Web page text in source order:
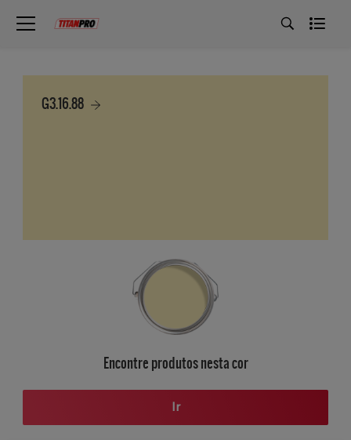
G3.16.88
Encontre produtos nesta cor
Ir